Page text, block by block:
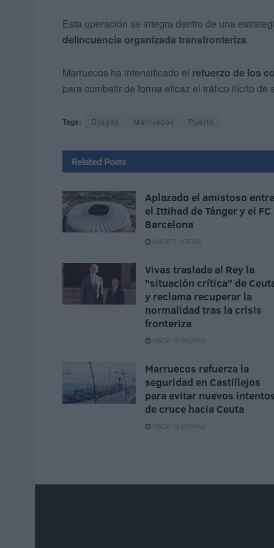
Esta operación se integra dentro de una
delincuencia organizada transfronteriza.
Marruecos ha intensificado el refuerzo de los
para combatir de forma eficaz el tráfico ilícito
Tags: Drogas Marruecos Puerto
Related Posts
Aplazado el amistoso entre
el Ittihad de Tánger y el FC
Barcelona
HACE 7 HORAS
Vivas traslada al Rey la
"situación crítica" de
y reclama recuperar la
normalidad tras la crisis
fronteriza
HACE 10 HORAS
Marruecos refuerza la
seguridad en Castillejos
para evitar nuevos
de cruce hacia Ceuta
HACE 12 HORAS